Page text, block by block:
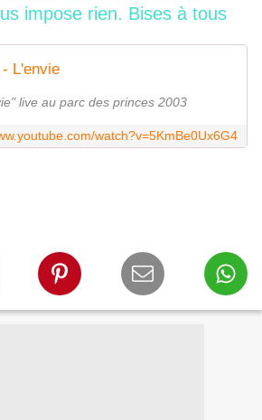
impose rien. Bises à tous
L'envie
live au parc des princes 2003
watch?v=5KmBe0Ux6G4